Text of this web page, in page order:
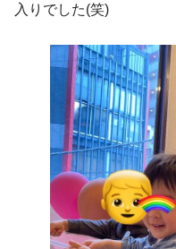
入りでした(笑)